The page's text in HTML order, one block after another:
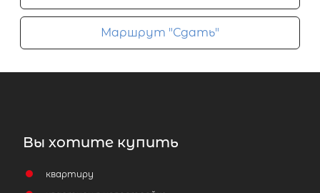
Маршрут "Сдать"
Вы хотите купить
квартиру